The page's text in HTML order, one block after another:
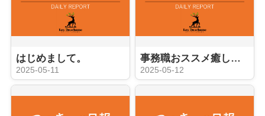
はじめまして。
2025-05-11
事務職おススメ癒しアイテムと。
2025-05-12